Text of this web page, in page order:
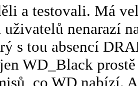
a testovali. Má
nenarazí
s tou absencí
WD_Black
co WD nabízí.